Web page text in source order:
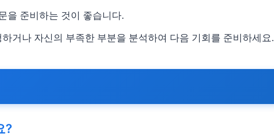
을 준비하는 것이 좋습니다.
거나 자신의 부족한 부분을 분석하여 다음 기회를 준비하세요.
?